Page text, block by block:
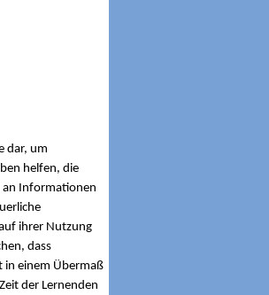
dar, um
helfen, die
an Informationen
ihrer Nutzung
dass
in einem Übermaß
der Lernenden